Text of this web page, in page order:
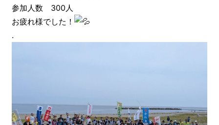
参加人数 300人
お疲れ様でした！
.